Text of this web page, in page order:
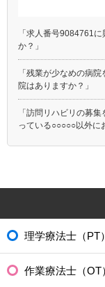
「求人番号9084761
か？」
「残業が少なめの病
院はありますか？」
「訪問リハビリの募
っている○○○○○以外に
理学療法士（PT）
作業療法士（OT